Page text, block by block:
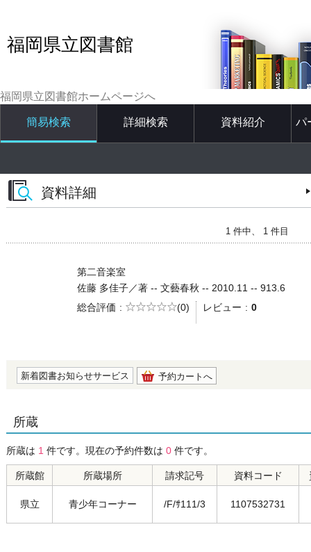
福岡県立図書館
福岡県立図書館ホームページへ
簡易検索 詳細検索 資料紹介 パ
資料詳細
1 件中、 1 件目
第二音楽室
佐藤 多佳子／著 -- 文藝春秋 -- 2010.11 -- 913.6
総合評価
5段階評価
(0) レビュー 0
新着図書お知らせサービス 予約カートへ
所蔵
所蔵は 1 件です。現在の予約件数は 0 件です。
所蔵館 所蔵場所 請求記号 資料コード
県立 青少年コーナー /F/ｻ111/3 1107532731